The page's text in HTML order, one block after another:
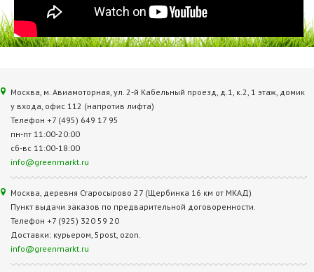
Москва, м. Авиамоторная, ул. 2‑й Кабельный проезд, д.1, к.2, 1 этаж, домик
у входа, офис 112 (напротив лифта)
Телефон +7 (495) 649 17 95
пн-пт 11:00-20:00
сб-вс 11:00-18:00
info@greenmarkt.ru
Москва, деревня Старосырово 27 (Щербинка 16 км от МКАД)
Пункт выдачи заказов по предварительной договоренности.
Телефон +7 (925) 320 59 20
Доставки: курьером, 5post, ozon.
info@greenmarkt.ru